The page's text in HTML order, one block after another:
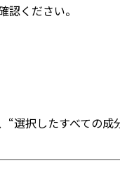
認ください。
“選択したすべての成